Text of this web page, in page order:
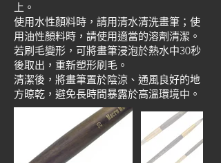
上。
使用水性顏料時，請用清水清洗畫筆；使
用油性顏料時，請使用適當的溶劑清潔。
若刷毛變形，可將畫筆浸泡於熱水中30秒
後取出，重新塑形刷毛。
清潔後，將畫筆置於陰涼、通風良好的地
方晾乾，避免長時間暴露於高溫環境中。